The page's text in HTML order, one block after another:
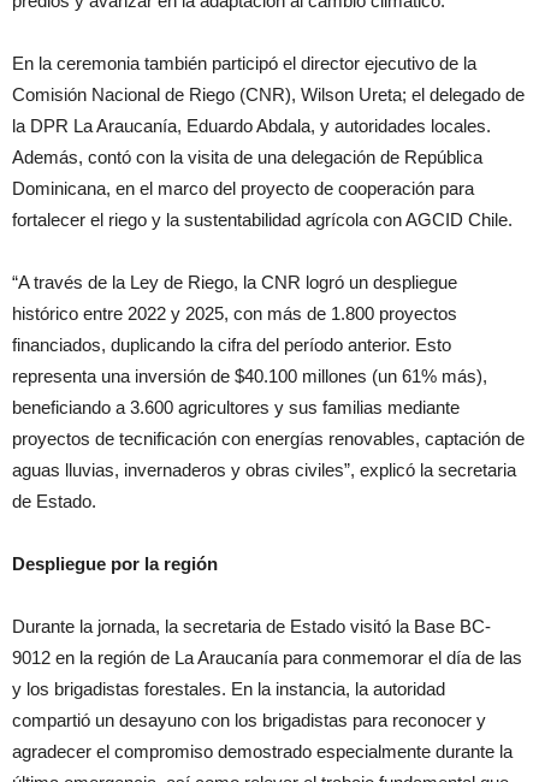
En la ceremonia también participó el director ejecutivo de la
Comisión Nacional de Riego (CNR), Wilson Ureta; el delegado de
la DPR La Araucanía, Eduardo Abdala, y autoridades locales.
Además, contó con la visita de una delegación de República
Dominicana, en el marco del proyecto de cooperación para
fortalecer el riego y la sustentabilidad agrícola con AGCID Chile.
“A través de la Ley de Riego, la CNR logró un despliegue
histórico entre 2022 y 2025, con más de 1.800 proyectos
financiados, duplicando la cifra del período anterior. Esto
representa una inversión de $40.100 millones (un 61% más),
beneficiando a 3.600 agricultores y sus familias mediante
proyectos de tecnificación con energías renovables, captación de
aguas lluvias, invernaderos y obras civiles”, explicó la secretaria
de Estado.
Despliegue por la región
Durante la jornada, la secretaria de Estado visitó la Base BC-
9012 en la región de La Araucanía para conmemorar el día de las
y los brigadistas forestales. En la instancia, la autoridad
compartió un desayuno con los brigadistas para reconocer y
agradecer el compromiso demostrado especialmente durante la